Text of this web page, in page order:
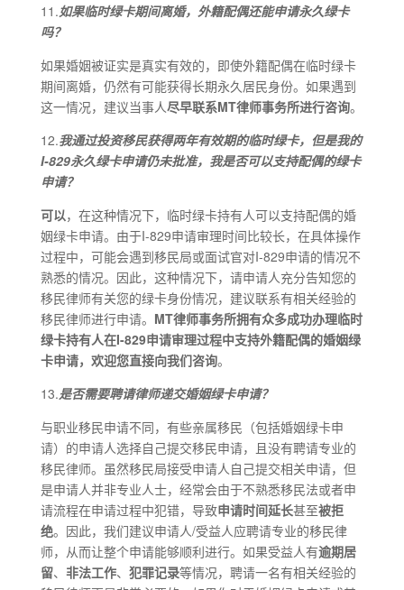
11.如果临时绿卡期间离婚，外籍配偶还能申请永久绿卡
吗？
如果婚姻被证实是真实有效的，即使外籍配偶在临时绿卡
期间离婚，仍然有可能获得长期永久居民身份。如果遇到
这一情况，建议当事人尽早联系MT律师事务所进行咨询。
12.我通过投资移民获得两年有效期的临时绿卡，但是我的
I-829永久绿卡申请仍未批准，我是否可以支持配偶的绿卡
申请？
可以，在这种情况下，临时绿卡持有人可以支持配偶的婚
姻绿卡申请。由于I-829申请审理时间比较长，在具体操作
过程中，可能会遇到移民局或面试官对I-829申请的情况不
熟悉的情况。因此，这种情况下，请申请人充分告知您的
移民律师有关您的绿卡身份情况，建议联系有相关经验的
移民律师进行申请。 MT律师事务所拥有众多成功办理临时
绿卡持有人在I-829申请审理过程中支持外籍配偶的婚姻绿
卡申请，欢迎您直接向我们咨询。
13.是否需要聘请律师递交婚姻绿卡申请？
与职业移民申请不同，有些亲属移民（包括婚姻绿卡申
请）的申请人选择自己提交移民申请，且没有聘请专业的
移民律师。虽然移民局接受申请人自己提交相关申请，但
是申请人并非专业人士，经常会由于不熟悉移民法或者申
请流程在申请过程中犯错，导致申请时间延长甚至被拒
绝。因此，我们建议申请人/受益人应聘请专业的移民律
师，从而让整个申请能够顺利进行。如果受益人有逾期居
留、 非法工作、 犯罪记录等情况，聘请一名有相关经验的